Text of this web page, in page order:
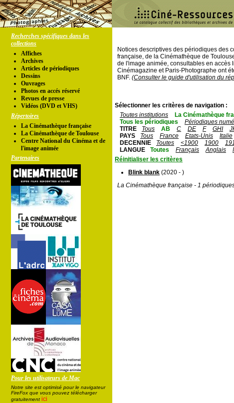
Recherches spécifiques dans les
collections
Affiches
Archives
Articles de périodiques
Dessins
Ouvrages
Photos en accés réservé
Revues de presse
Vidéos (DVD et VHS)
Répertoires
La Cinémathèque française
La Cinémathèque de Toulouse
Centre National du Cinéma et de
l'image animée
Partenaires
Pour les utilisateurs de Mac
Notre site est optimisé pour le navigateur
FireFox que vous pouvez télécharger
gratuitement ici
Notices descriptives des périodiques des
française, de la Cinémathèque de
de l'image animée, consultables en accès
Cinémagazine et Paris-Photographe ont
BNF. (Consulter le guide d'utilisation du
Sélectionner les critères de navigation :
Toutes institutions
La Cinémathèque
Tous les périodiques
Périodiques
TITRE
Tous AB C DE F GHI
PAYS
Tous France Etats-Unis Italie
DECENNIE
Toutes <1900 1900
LANGUE
Toutes Français Anglais
Réinitialiser les critères
Blink blank (2020 - )
La Cinémathèque française - 1